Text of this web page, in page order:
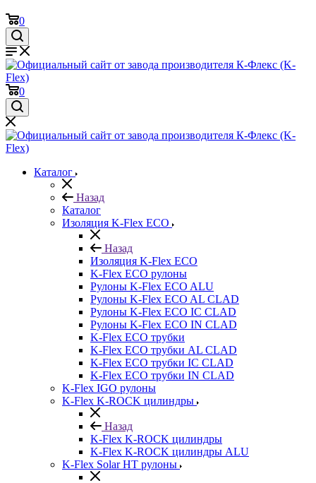
0
0
Каталог
Назад
Каталог
Изоляция K-Flex ECO
Назад
Изоляция K-Flex ECO
K-Flex ECO рулоны
Рулоны K-Flex ECO ALU
Рулоны K-Flex ECO AL CLAD
Рулоны K-Flex ECO IC CLAD
Рулоны K-Flex ECO IN CLAD
K-Flex ECO трубки
K-Flex ECO трубки AL CLAD
K-Flex ECO трубки IC CLAD
K-Flex ECO трубки IN CLAD
K-Flex IGO рулоны
K-Flex K-ROCK цилиндры
Назад
K-Flex K-ROCK цилиндры
K-Flex K-ROCK цилиндры ALU
K-Flex Solar HT рулоны